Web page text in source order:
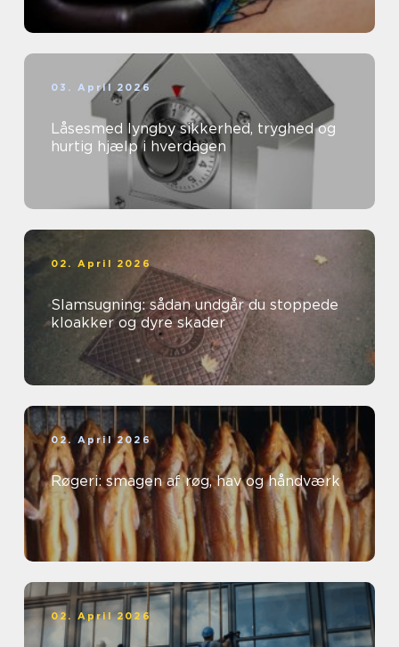
03. April 2026
Låsesmed lyngby sikkerhed, tryghed og
hurtig hjælp i hverdagen
02. April 2026
Slamsugning: sådan undgår du stoppede
kloakker og dyre skader
02. April 2026
Røgeri: smagen af røg, hav og håndværk
02. April 2026